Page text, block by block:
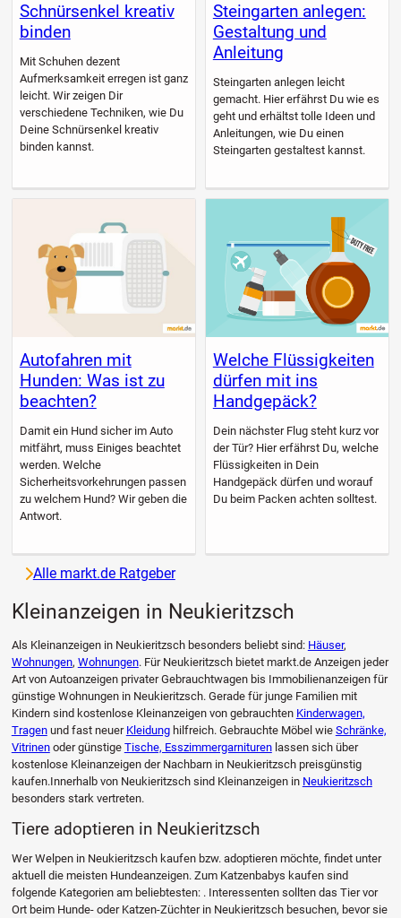
Schnürsenkel kreativ
binden
Mit Schuhen dezent
Aufmerksamkeit erregen ist ganz
leicht. Wir zeigen Dir
verschiedene Techniken, wie Du
Deine Schnürsenkel kreativ
binden kannst.
Steingarten anlegen:
Gestaltung und
Anleitung
Steingarten anlegen leicht
gemacht. Hier erfährst Du wie es
geht und erhältst tolle Ideen und
Anleitungen, wie Du einen
Steingarten gestaltest kannst.
Autofahren mit
Hunden: Was ist zu
beachten?
Damit ein Hund sicher im Auto
mitfährt, muss Einiges beachtet
werden. Welche
Sicherheitsvorkehrungen passen
zu welchem Hund? Wir geben die
Antwort.
Welche Flüssigkeiten
dürfen mit ins
Handgepäck?
Dein nächster Flug steht kurz vor
der Tür? Hier erfährst Du, welche
Flüssigkeiten in Dein
Handgepäck dürfen und worauf
Du beim Packen achten solltest.
Alle markt.de Ratgeber
Kleinanzeigen in Neukieritzsch
Als Kleinanzeigen in Neukieritzsch besonders beliebt sind: Häuser,
Wohnungen, Wohnungen. Für Neukieritzsch bietet markt.de Anzeigen jeder
Art von Autoanzeigen privater Gebrauchtwagen bis Immobilienanzeigen für
günstige Wohnungen in Neukieritzsch. Gerade für junge Familien mit
Kindern sind kostenlose Kleinanzeigen von gebrauchten Kinderwagen,
Tragenund fast neuer Kleidunghilfreich. Gebrauchte Möbel wie Schränke,
Vitrinenoder günstige Tische, Esszimmergarniturenlassen sich über
kostenlose Kleinanzeigen der Nachbarn in Neukieritzsch preisgünstig
kaufen.Innerhalb von Neukieritzsch sind Kleinanzeigen in Neukieritzsch
besonders stark vertreten.
Tiere adoptieren in Neukieritzsch
Wer Welpen in Neukieritzsch kaufen bzw. adoptieren möchte, findet unter
aktuell die meisten Hundeanzeigen. Zum Katzenbabys kaufen sind
folgende Kategorien am beliebtesten: . Interessenten sollten das Tier vor
Ort beim Hunde- oder Katzen-Züchter in Neukieritzsch besuchen, bevor sie